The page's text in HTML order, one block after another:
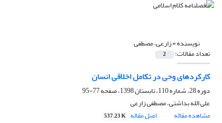
نویسنده =زارعی، مصطفی
تعداد مقالات: 2
کارکردهای وحی در تکامل اخلاقی انسان
دوره 28، شماره 110، تابستان 1398، صفحه
77-95
علی الله بداشتی، مصطفی زارعی
مشاهده مقاله
اصل مقاله 537.23 K